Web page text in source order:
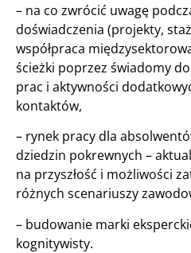
– na co zwrócić uwagę
doświadczenia (projekty,
współpraca
ścieżki poprzez świadomy
prac i aktywności
kontaktów,
– rynek pracy dla
dziedzin pokrewnych –
na przyszłość i możliwości
różnych scenariuszy
– budowanie marki
kognitywisty.